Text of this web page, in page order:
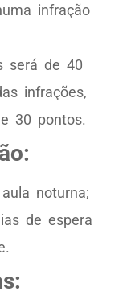
infração
será de 40
infrações,
30 pontos.
noturna;
de espera